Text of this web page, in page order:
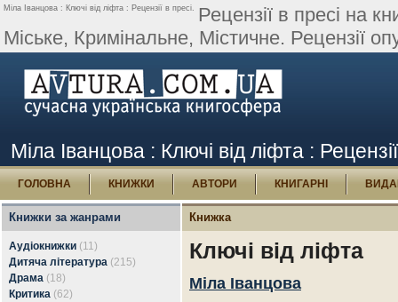
Міла Іванцова : Ключі від ліфта : Рецензії в пресі. Рецензії в пресі на
Міське, Кримінальне, Містичне. Рецензії
Міла Іванцова : Ключі від ліфта :
ГОЛОВНА КНИЖКИ АВТОРИ КНИГАРНІ
Книжки за жанрами
Аудіокнижки (11)
Дитяча література (215)
Драма (18)
Критика (62)
Книжка
Ключі від ліфта
Міла Іванцова